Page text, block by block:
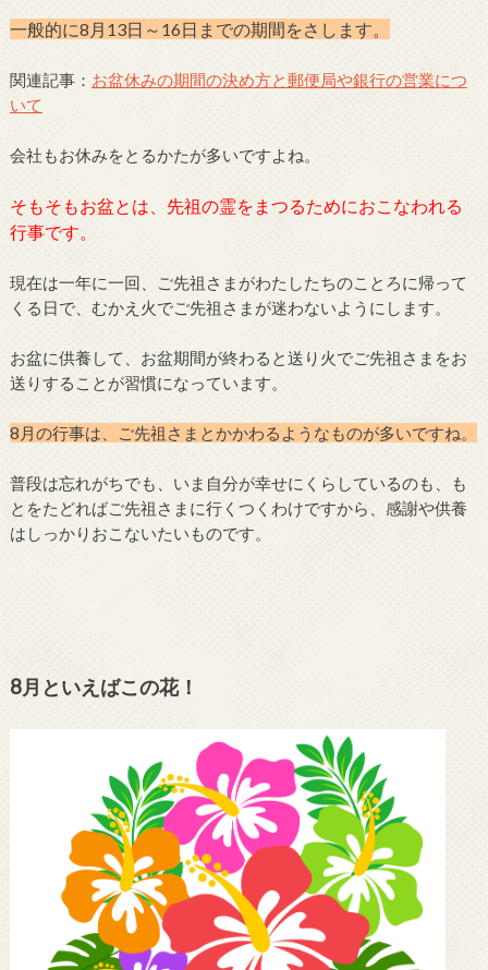
一般的に8月13日～16日までの期間をさします。
関連記事： お盆休みの期間の決め方と郵便局や銀行の営業につ
いて
会社もお休みをとるかたが多いですよね。
そもそもお盆とは、先祖の霊をまつるためにおこなわれる
行事です。
現在は一年に一回、ご先祖さまがわたしたちのことろに帰って
くる日で、むかえ火でご先祖さまが迷わないようにします。
お盆に供養して、お盆期間が終わると送り火でご先祖さまをお
送りすることが習慣になっています。
8月の行事は、ご先祖さまとかかわるようなものが多いですね。
普段は忘れがちでも、いま自分が幸せにくらしているのも、も
とをたどればご先祖さまに行くつくわけですから、感謝や供養
はしっかりおこないたいものです。
8月といえばこの花！